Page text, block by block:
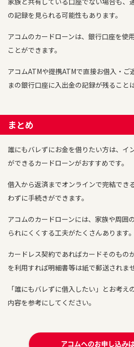
の記録を見られる可能性もあります。
アコムのカードローンは、銀行口座を使
ことができます。
アコムATMや提携ATMで直接お借入・ご
まの銀行口座に入出金の記録が残ること
まとめ
誰にもバレずにお金を借りたい方は、イ
ができるカードローンがおすすめです。
借入から返済までオンラインで完結でき
わずに手続きができます。
アコムのカードローンには、家族や周囲
られにくくする工夫がたくさんあります。
カードレス契約であればカードそのもの
を利用すれば明細書等は紙で郵送されませ
「誰にもバレずに借入したい」とお考え
内容を参考にしてください。
アコムへのお申し込み